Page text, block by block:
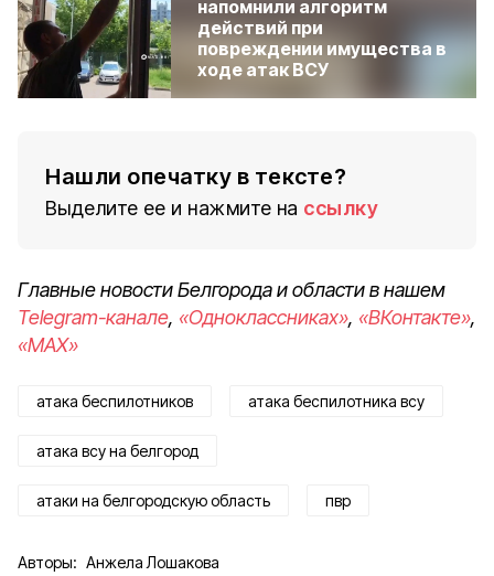
напомнили алгоритм
действий при
повреждении имущества в
ходе атак ВСУ
Нашли опечатку в тексте?
Выделите ее и нажмите на ссылку
Главные новости Белгорода и области в нашем
Telegram-канале, «Одноклассниках», «ВКонтакте»,
«MAX»
атака беспилотников атака беспилотника всу
атака всу на белгород
атаки на белгородскую область пвр
Авторы: Анжела Лошакова